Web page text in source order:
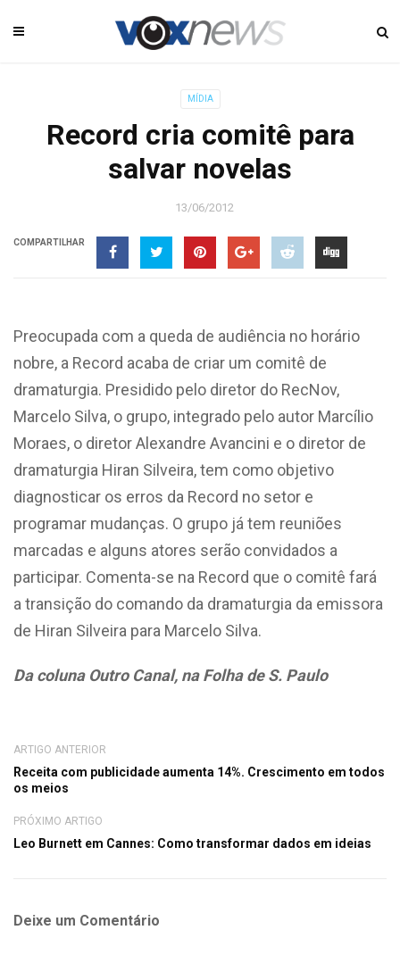
MÍDIA
Record cria comitê para
salvar novelas
13/06/2012
COMPARTILHAR
Preocupada com a queda de audiência no horário
nobre, a Record acaba de criar um comitê de
dramaturgia. Presidido pelo diretor do RecNov,
Marcelo Silva, o grupo, integrado pelo autor Marcílio
Moraes, o diretor Alexandre Avancini e o diretor de
dramaturgia Hiran Silveira, tem como objetivo
diagnosticar os erros da Record no setor e
programar mudanças. O grupo já tem reuniões
marcadas e alguns atores serão convidados a
participar. Comenta-se na Record que o comitê fará
a transição do comando da dramaturgia da emissora
de Hiran Silveira para Marcelo Silva.
Da coluna Outro Canal, na Folha de S. Paulo
ARTIGO ANTERIOR
Receita com publicidade aumenta 14%. Crescimento em todos
os meios
PRÓXIMO ARTIGO
Leo Burnett em Cannes: Como transformar dados em ideias
Deixe um Comentário